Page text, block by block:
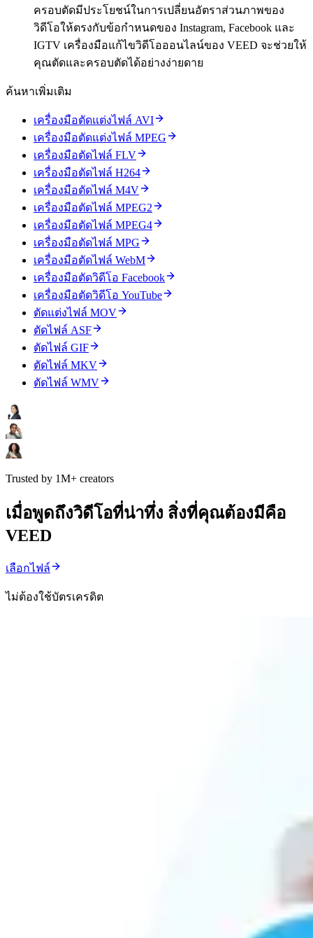
ครอบตัดมีประโยชน์ในการเปลี่ยนอัตราส่วนภาพของ
วิดีโอให้ตรงกับข้อกำหนดของ Instagram, Facebook และ
IGTV เครื่องมือแก้ไขวิดีโอออนไลน์ของ VEED จะช่วยให้
คุณตัดและครอบตัดได้อย่างง่ายดาย
ค้นหาเพิ่มเติม
เครื่องมือตัดแต่งไฟล์ AVI
เครื่องมือตัดแต่งไฟล์ MPEG
เครื่องมือตัดไฟล์ FLV
เครื่องมือตัดไฟล์ H264
เครื่องมือตัดไฟล์ M4V
เครื่องมือตัดไฟล์ MPEG2
เครื่องมือตัดไฟล์ MPEG4
เครื่องมือตัดไฟล์ MPG
เครื่องมือตัดไฟล์ WebM
เครื่องมือตัดวิดีโอ Facebook
เครื่องมือตัดวิดีโอ YouTube
ตัดแต่งไฟล์ MOV
ตัดไฟล์ ASF
ตัดไฟล์ GIF
ตัดไฟล์ MKV
ตัดไฟล์ WMV
Trusted by 1M+ creators
เมื่อพูดถึงวิดีโอที่น่าทึ่ง สิ่งที่คุณต้องมีคือ
VEED
เลือกไฟล์
ไม่ต้องใช้บัตรเครดิต